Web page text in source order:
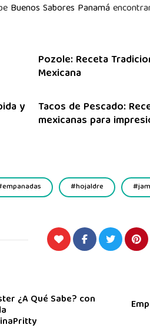
Buenos Sabores Panamá
Pozole: Receta
Mexicana
y
Tacos de Pescado:
mexicanas para
empanadas hojaldre
¿A Qué Sabe? con